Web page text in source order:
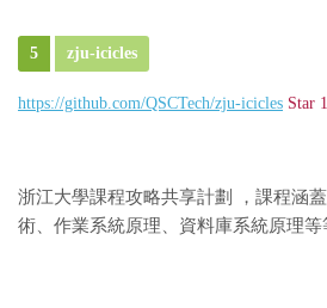
5 zju-icicles
https://github.com/QSCTech/zju-icicles Star
浙江大學課程攻略共享計劃 ，課程涵
術、作業系統原理、資料庫系統原理等